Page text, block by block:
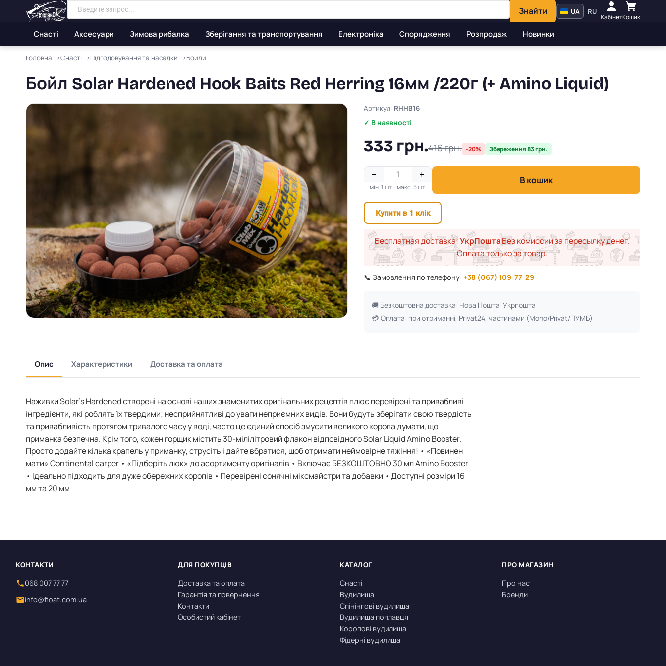
Знайти UA RU
КабінетКошик
Снасті Аксесуари Зимова рибалка Зберігання та транспортування Електроніка Спорядження Розпродаж Новинки
Головна Снасті Підгодовування та насадки Бойли
Бойл Solar Hardened Hook Baits Red Herring 16мм /220г (+ Amino Liquid)
Артикул: RHHB16
✓ В наявності
333 грн.416 грн. -20% Збереження 83 грн.
− +
мін. 1 шт. · макс. 5 шт.
В кошик
Купити в 1 клік
Бесплатная доставка!УкрПоштаБез комиссии за пересылку денег.
Оплата только за товар.
📞 Замовлення по телефону: +38 (067) 109-77-29
🚚 Безкоштовна доставка: Нова Пошта, Укрпошта
💳 Оплата: при отриманні, Privat24, частинами (Mono/Privat/ПУМБ)
Опис Характеристики Доставка та оплата
Наживки Solar's Hardened створені на основі наших знаменитих оригінальних рецептів плюс перевірені та привабливі
інгредієнти, які роблять їх твердими; несприйнятливі до уваги неприємних видів. Вони будуть зберігати свою твердість
та привабливість протягом тривалого часу у воді, часто це єдиний спосіб змусити великого коропа думати, що
приманка безпечна. Крім того, кожен горщик містить 30-мілілітровий флакон відповідного Solar Liquid Amino Booster.
Просто додайте кілька крапель у приманку, струсіть і дайте вбратися, щоб отримати неймовірне тяжіння! • «Повинен
мати» Continental carper • «Підберіть люк» до асортименту оригіналів • Включає БЕЗКОШТОВНО 30 мл Amino Booster
• Ідеально підходить для дуже обережних коропів • Перевірені сонячні міксмайстри та добавки • Доступні розміри 16
мм та 20 мм
КОНТАКТИ
068 007 77 77
info@float.com.ua
ДЛЯ ПОКУПЦІВ
Доставка та оплата
Гарантія та повернення
Контакти
Особистий кабінет
КАТАЛОГ
Снасті
Вудилища
Спінінгові вудилища
Вудилища поплавця
Коропові вудилища
Фідерні вудилища
ПРО МАГАЗИН
Про нас
Бренди